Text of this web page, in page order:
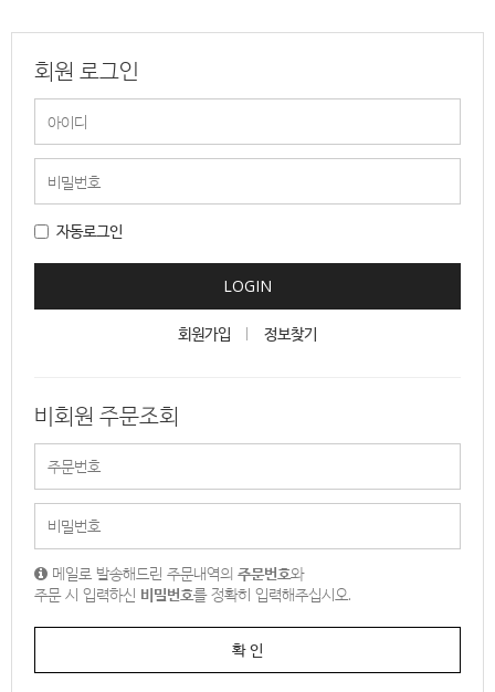
회원 로그인
자동로그인
LOGIN
회원가입 정보찾기
비회원 주문조회
메일로 발송해드린 주문내역의 주문번호와
주문 시 입력하신 비밀번호를 정확히 입력해주십시오.
확 인